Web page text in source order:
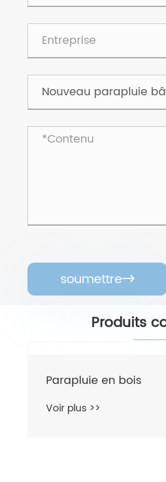
soumettre
Produits
Parapluie en bois
Voir plus >>